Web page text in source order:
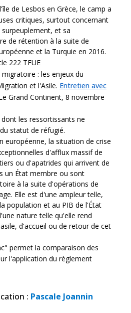
de Lesbos en Grèce, le camp a
critiques, surtout concernant
et sa
de rétention à la suite de
et la Turquie en 2016.
222 TFUE
: les enjeux du
et l'Asile. Entretien avec
Grand Continent, 8 novembre
les ressortissants ne
statut de réfugié.
européenne, la situation de crise
d'afflux massif de
ou d'apatrides qui arrivent de
un État membre ou sont
à la suite d'opérations de
Elle est d'une ampleur telle,
population et au PIB de l'État
nature telle qu'elle rend
d'accueil ou de retour de cet
permet la comparaison des
l'application du règlement
: Pascale Joannin